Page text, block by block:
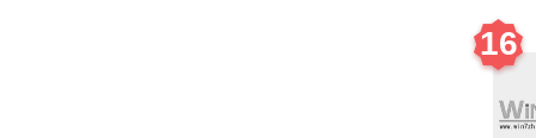
16